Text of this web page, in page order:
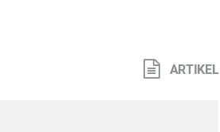
ARTIKEL